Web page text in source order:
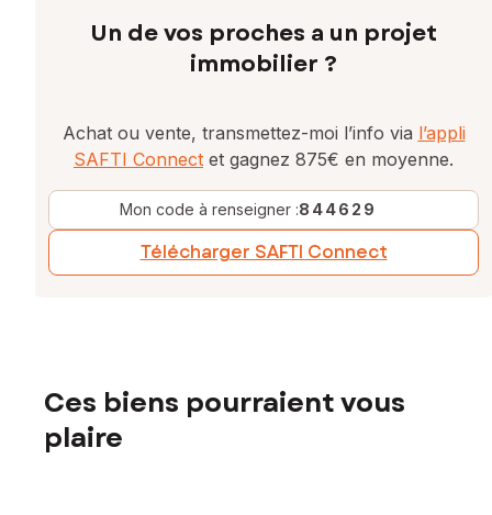
Un de vos proches a un projet
immobilier ?
Achat ou vente, transmettez-moi l’info via l’appli
SAFTI Connect et gagnez 875€ en moyenne.
Mon code à renseigner :844629
Télécharger SAFTI Connect
Ces biens pourraient vous
plaire